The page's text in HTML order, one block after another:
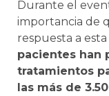
Durante el
importancia de
respuesta a
pacientes han
tratamientos
las más de